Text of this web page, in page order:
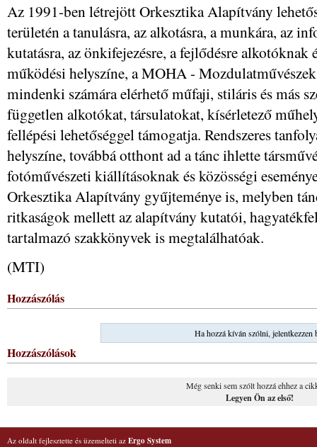
Az 1991-ben létrejött Orkesztika Alapítvány
területén a tanulásra, az alkotásra, a munkára, az
kutatásra, az önkifejezésre, a fejlődésre alkotóknak
működési helyszíne, a MOHA -
mindenki számára elérhető műfaji, stiláris és más
független alkotókat, társulatokat, kísérletező
fellépési lehetőséggel támogatja. Rendszeres
helyszíne, továbbá otthont ad a tánc ihlette
fotóművészeti kiállításoknak és közösségi
Orkesztika Alapítvány gyűjteménye is, melyben
ritkaságok mellett az alapítvány kutatói,
tartalmazó szakkönyvek is megtalálhatóak.
(MTI)
Hozzászólás
Ha hozzá kíván szólni, jelentkezzen
Hozzászólások
Még senki sem szólt hozzá ehhez a
Legyen Ön az első!
Az oldalt fejlesztette és üzemelteti az Ergo System